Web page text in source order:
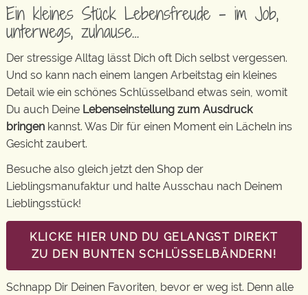
Ein kleines Stück Lebensfreude – im Job,
unterwegs, zuhause…
Der stressige Alltag lässt Dich oft Dich selbst vergessen.
Und so kann nach einem langen Arbeitstag ein kleines
Detail wie ein schönes Schlüsselband etwas sein, womit
Du auch Deine Lebenseinstellung zum Ausdruck
bringen kannst. Was Dir für einen Moment ein Lächeln ins
Gesicht zaubert.
Besuche also gleich jetzt den Shop der
Lieblingsmanufaktur und halte Ausschau nach Deinem
Lieblingsstück!
KLICKE HIER UND DU GELANGST DIREKT
ZU DEN BUNTEN SCHLÜSSELBÄNDERN!
Schnapp Dir Deinen Favoriten, bevor er weg ist. Denn alle